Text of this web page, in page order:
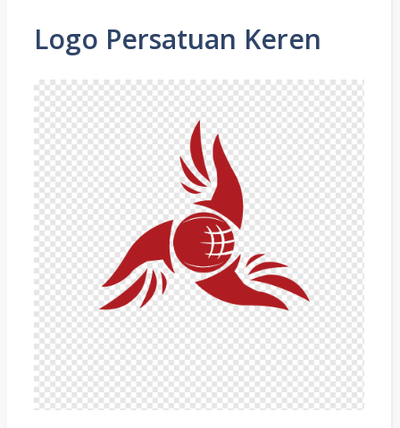
Logo Persatuan Keren